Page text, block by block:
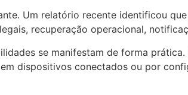
Um relatório recente identificou
recuperação operacional,
se manifestam de forma
dispositivos conectados ou por